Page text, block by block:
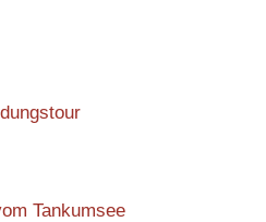
Tankumsee